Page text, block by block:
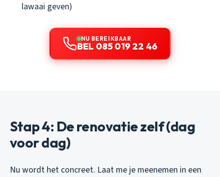
lawaai geven)
NU BEREIKBAAR
BEL 085 019 22 46
Stap 4: De renovatie zelf (dag
voor dag)
Nu wordt het concreet. Laat me je meenemen in een